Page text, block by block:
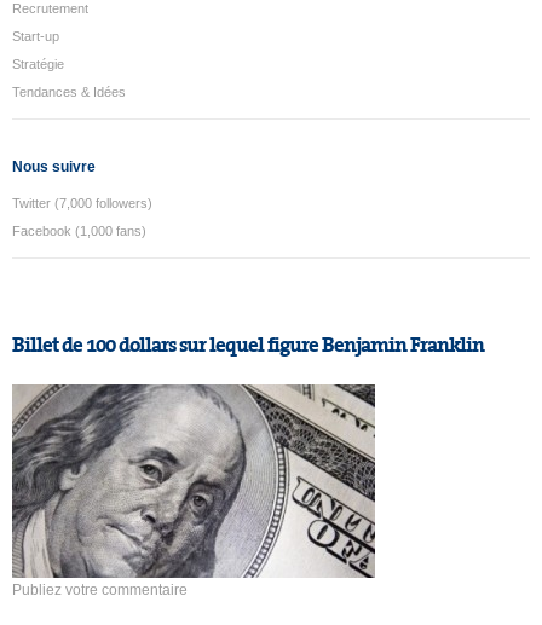
Recrutement
Start-up
Stratégie
Tendances & Idées
Nous suivre
Twitter (7,000 followers)
Facebook (1,000 fans)
Billet de 100 dollars sur lequel figure Benjamin Franklin
Publiez votre commentaire